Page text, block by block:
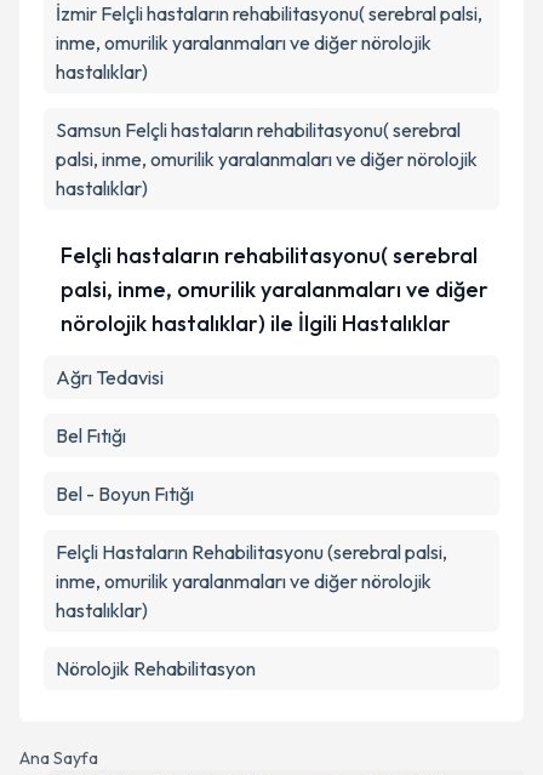
Ana Sayfa
İzmir Felçli hastaların rehabilitasyonu( serebral palsi,
inme, omurilik yaralanmaları ve diğer nörolojik
hastalıklar)
Samsun Felçli hastaların rehabilitasyonu( serebral
palsi, inme, omurilik yaralanmaları ve diğer nörolojik
hastalıklar)
Felçli hastaların rehabilitasyonu( serebral
palsi, inme, omurilik yaralanmaları ve diğer
nörolojik hastalıklar) ile İlgili Hastalıklar
Ağrı Tedavisi
Bel Fıtığı
Bel - Boyun Fıtığı
Felçli Hastaların Rehabilitasyonu (serebral palsi,
inme, omurilik yaralanmaları ve diğer nörolojik
hastalıklar)
Nörolojik Rehabilitasyon